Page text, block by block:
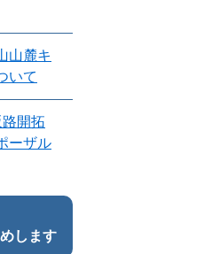
山麓キ
いて
開拓
ーザル
します